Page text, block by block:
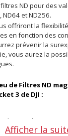
ND pour des
et ND256.
offriront la
en fonction des
prévenir la
vous aurez la
de Filtres ND
3 de DJI :
les caméras DJI
grâce à une fixation
Afficher la